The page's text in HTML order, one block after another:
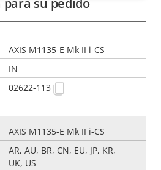
su pedido
AXIS M1135-E Mk II i-CS
IN
02622-113
AXIS M1135-E Mk II i-CS
AR, AU, BR, CN, EU, JP, KR,
UK, US